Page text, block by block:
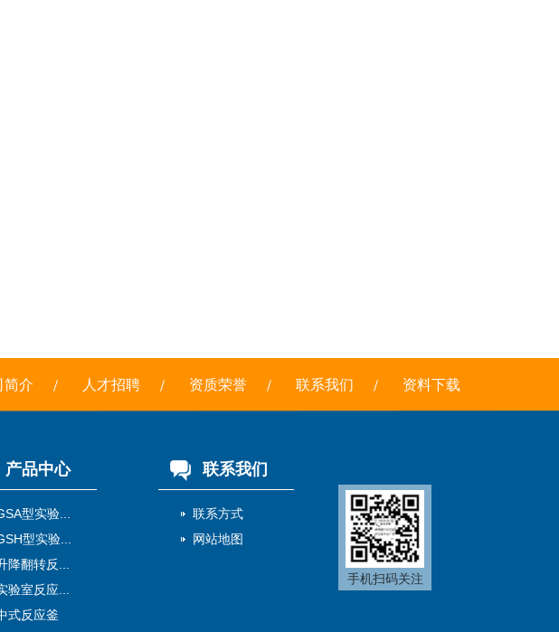
简介 人才招聘 资质荣誉 联系我们 资料下载
产品中心
型实验...
型实验...
降翻转反...
验室反应...
式反应釜
联系我们
联系方式
网站地图
手机扫码关注